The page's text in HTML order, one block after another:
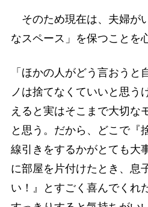
そのため現在は、夫婦が
なスペース」を保つことを
「ほかの人がどう言おうと
ノは捨てなくていいと思う
えると実はそこまで大切な
と思う。だから、どこで『
線引きをするかがとても大
に部屋を片付けたとき、息
い！』とすごく喜んでくれ